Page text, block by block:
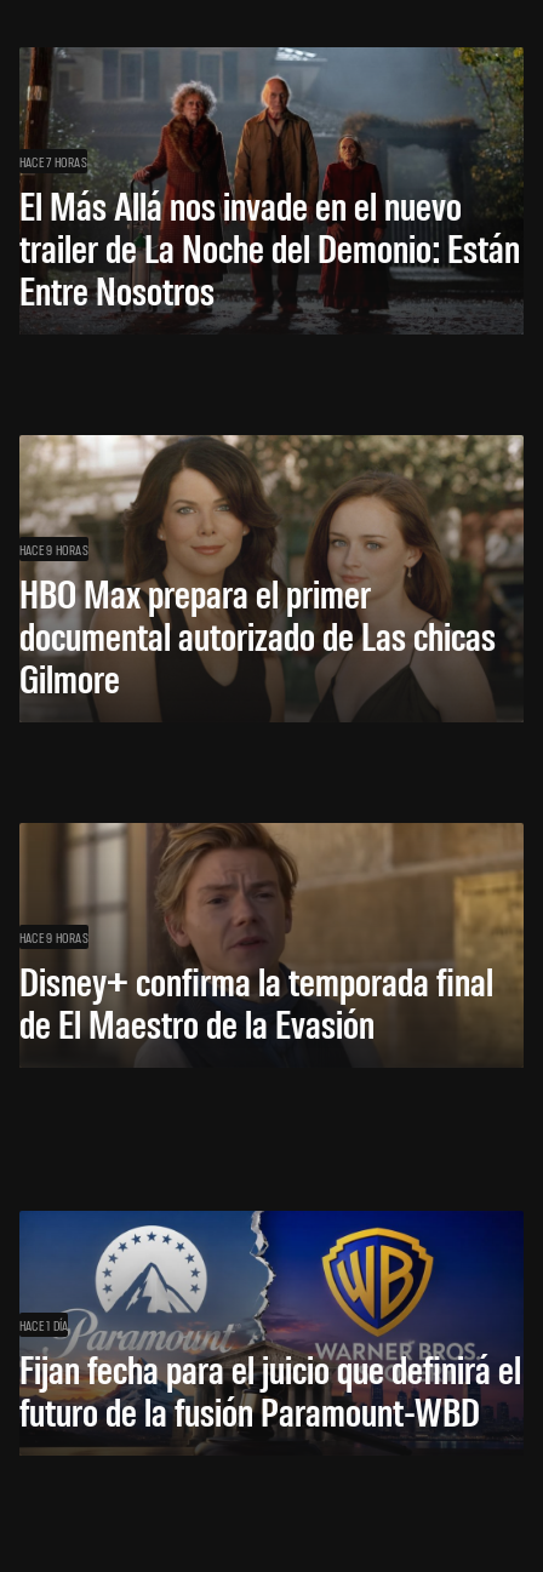
HACE 7 HORAS
El Más Allá nos invade en el nuevo
trailer de La Noche del Demonio: Están
Entre Nosotros
HACE 9 HORAS
HBO Max prepara el primer
documental autorizado de Las chicas
Gilmore
HACE 9 HORAS
Disney+ confirma la temporada final
de El Maestro de la Evasión
HACE 1 DÍA
Fijan fecha para el juicio que definirá el
futuro de la fusión Paramount-WBD